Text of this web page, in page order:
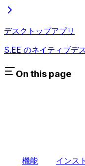
デスクトップアプリ
S.EE のネイティブデ
On this page
機能 インス